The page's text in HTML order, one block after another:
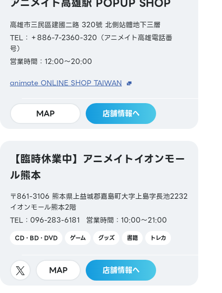
高雄市三民區建國二路 320號 北側站體地下三層
TEL：＋886-7-2360-320（アニメイト高雄電話番
号）
営業時間：12:00～20:00
animate ONLINE SHOP TAIWAN
MAP 店舗情報へ
【臨時休業中】アニメイトイオンモー
ル熊本
〒861-3106 熊本県上益城郡嘉島町大字上島字長池2232
イオンモール熊本2階
TEL：096-283-6181
営業時間：10:00～21:00
CD・BD・DVD ゲーム グッズ 書籍 トレカ
MAP 店舗情報へ